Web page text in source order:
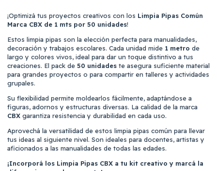
¡Optimizá tus proyectos creativos con los Limpia Pipas Común
Marca CBX de 1 mts por 50 unidades!
Estos limpia pipas son la elección perfecta para manualidades,
decoración y trabajos escolares. Cada unidad mide 1 metro de
largo y colores vivos, ideal para dar un toque distintivo a tus
creaciones. El pack de 50 unidades te asegura suficiente material
para grandes proyectos o para compartir en talleres y actividades
grupales.
Su flexibilidad permite moldearlos fácilmente, adaptándose a
figuras, adornos y estructuras diversas. La calidad de la marca
CBX garantiza resistencia y durabilidad en cada uso.
Aprovechá la versatilidad de estos limpia pipas común para llevar
tus ideas al siguiente nivel. Son ideales para docentes, artistas y
aficionados a las manualidades de todas las edades.
¡Incorporá los Limpia Pipas CBX a tu kit creativo y marcá la